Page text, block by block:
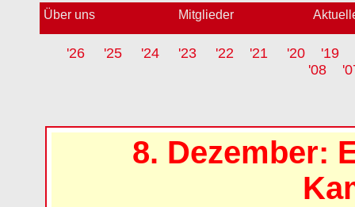
Über uns Mitglieder
'26 '25 '24 '23 '22 '21 '20
'19
'08
8. Dezember: